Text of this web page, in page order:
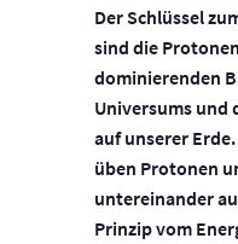
Der Schlüssel
sind die
dominierenden
Universums und
auf unserer
üben Protonen
untereinander
Prinzip vom